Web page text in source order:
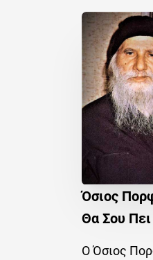
Όσιος
Θα Σου
Ο Όσιος